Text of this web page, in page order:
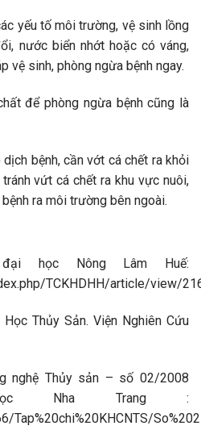
yếu tố môi trường, vệ sinh lồng
nước biển nhớt hoặc có váng,
vệ sinh, phòng ngừa bệnh ngay.
để phòng ngừa bệnh cũng là
bệnh, cần vớt cá chết ra khỏi
vứt cá chết ra khu vực nuôi,
ra môi trường bên ngoài.
học Nông Lâm Huế:
TCKHDHH/article/view/
Học Thủy Sản. Viện Nghiên Cứu
nghệ Thủy sản – số 02/2008
Nha Trang :
Tap%20chi%20KHCNTS/